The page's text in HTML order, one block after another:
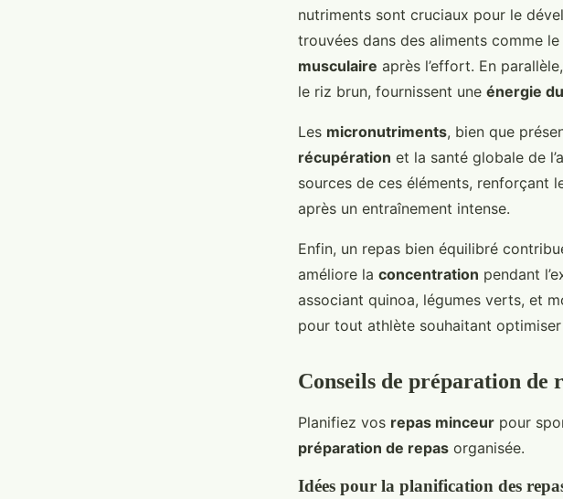
nutriments sont cruciaux pour le
trouvées dans des aliments comme
musculaire après l’effort. En
le riz brun, fournissent une énergie
Les micronutriments, bien que
récupération et la santé globale de
sources de ces éléments, renforçant
après un entraînement intense.
Enfin, un repas bien équilibré
améliore la concentration pendant
associant quinoa, légumes verts, et
pour tout athlète souhaitant
Conseils de préparation de
Planifiez vos repas minceur pour
préparation de repas organisée.
Idées pour la planification des